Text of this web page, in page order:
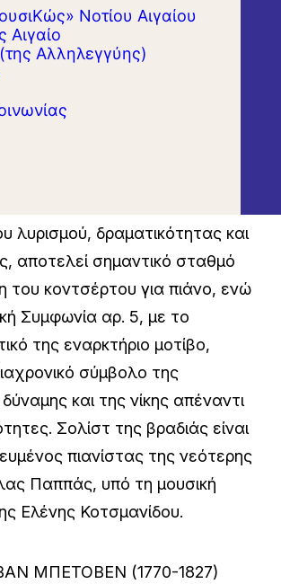
Νοτίου Αιγαίου
Αιγαίο
Αλληλεγγύης)
Αθηνών ταξιδεύει στα
το Έτος Μπετόβεν για
200 ετών από τον θάνατο
συνθέτη. Θα ακουστούν δύο
έργα του, τα οποία
Κοντσέρτο για πιάνο αρ. 3, ένα
λυρισμού, δραματικότητας και
αποτελεί σημαντικό σταθμό
του κοντσέρτου για πιάνο, ενώ
Συμφωνία αρ. 5, με το
της εναρκτήριο μοτίβο,
σύμβολο της
και της νίκης απέναντι
Σολίστ της βραδιάς είναι
πιανίστας της νεότερης
Παππάς, υπό τη μουσική
Ελένης Κοτσμανίδου.
ΜΠΕΤΟΒΕΝ (1770-1827)